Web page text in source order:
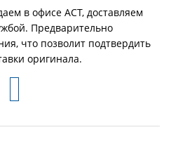
в офисе АСТ, доставляем
Предварительно
что позволит подтвердить
оригинала.